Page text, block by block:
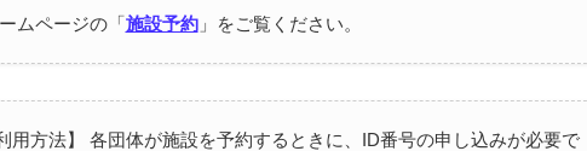
ムページの「施設予約」をご覧ください。
用方法】 各団体が施設を予約するときに、ID番号の申し込みが必要で